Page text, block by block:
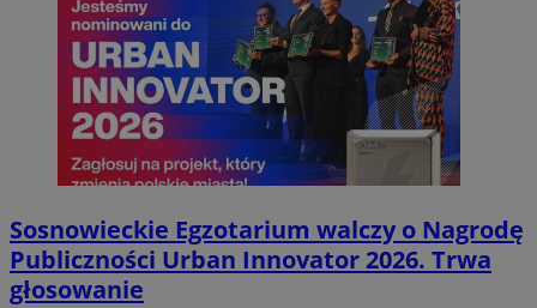
Sosnowieckie Egzotarium walczy o Nagrodę
Publiczności Urban Innovator 2026. Trwa
głosowanie